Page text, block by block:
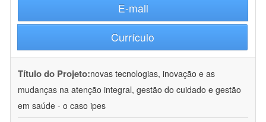
E-mail
Currículo
Título do Projeto:novas tecnologias, inovação e as
mudanças na atenção integral, gestão do cuidado e gestão
em saúde - o caso ipes